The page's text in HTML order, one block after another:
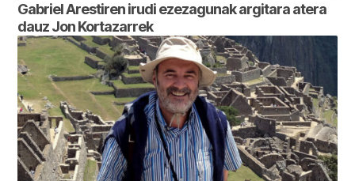
Gabriel Arestiren irudi ezezagunak argitara atera
dauz Jon Kortazarrek